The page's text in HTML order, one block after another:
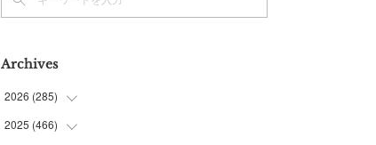
Archives
2026 (285)
(6)
2025 (466)